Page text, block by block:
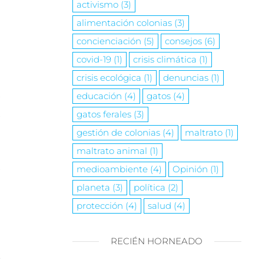
activismo(3)
alimentación colonias(3)
concienciación (5) consejos(6)
covid-19(1) crisis climática (1)
crisis ecológica (1) denuncias(1)
educación (4) gatos(4)
gatos ferales(3)
gestión de colonias(4) maltrato(1)
maltrato animal (1)
medioambiente(4) Opinión (1)
planeta (3) política (2)
protección (4) salud (4)
RECIÉN HORNEADO